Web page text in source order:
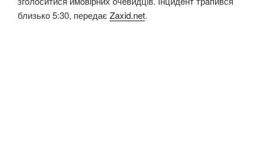
близькo 5:30, передає Zaxid.net.